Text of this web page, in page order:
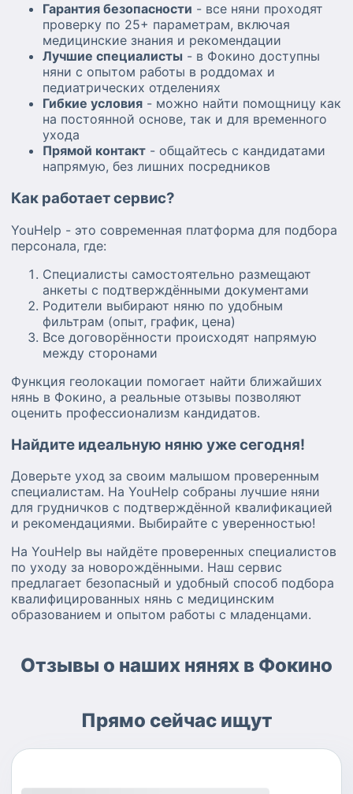
Гарантия безопасности - все няни проходят
проверку по 25+ параметрам, включая
медицинские знания и рекомендации
Лучшие специалисты - в Фокино доступны
няни с опытом работы в роддомах и
педиатрических отделениях
Гибкие условия - можно найти помощницу как
на постоянной основе, так и для временного
ухода
Прямой контакт - общайтесь с кандидатами
напрямую, без лишних посредников
Как работает сервис?
YouHelp - это современная платформа для подбора
персонала, где:
Специалисты самостоятельно размещают
анкеты с подтверждёнными документами
Родители выбирают няню по удобным
фильтрам (опыт, график, цена)
Все договорённости происходят напрямую
между сторонами
Функция геолокации помогает найти ближайших
нянь в Фокино, а реальные отзывы позволяют
оценить профессионализм кандидатов.
Найдите идеальную няню уже сегодня!
Доверьте уход за своим малышом проверенным
специалистам. На YouHelp собраны лучшие няни
для грудничков с подтверждённой квалификацией
и рекомендациями. Выбирайте с уверенностью!
На YouHelp вы найдёте проверенных специалистов
по уходу за новорождёнными. Наш сервис
предлагает безопасный и удобный способ подбора
квалифицированных нянь с медицинским
образованием и опытом работы с младенцами.
Отзывы о наших нянях в Фокино
Прямо сейчас ищут